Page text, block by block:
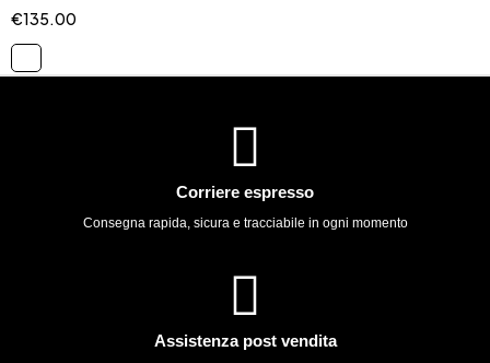
€135.00
Corriere espresso
Consegna rapida, sicura e tracciabile in ogni momento
Assistenza post vendita